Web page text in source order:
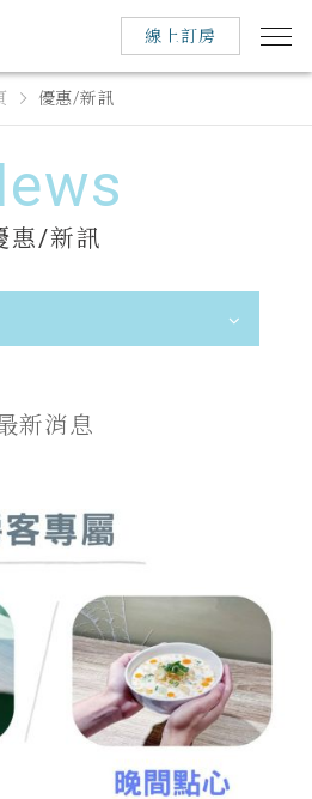
優惠/新訊
惠/新訊
新消息
線上訂房